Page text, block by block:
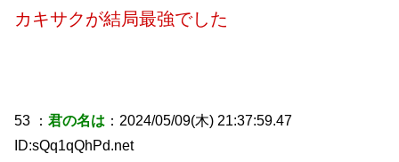
カキサクが結局最強でした
53 ：君の名は ：2024/05/09(木) 21:37:59.47
ID:sQq1qQhPd.net